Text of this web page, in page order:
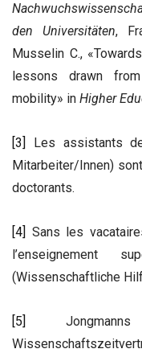
den Universitäten,
Musselin C.,
lessons drawn
mobility» in Higher
[3]
Les assistants
Mitarbeiter/Innen)
doctorants.
[4] Sans les
l’enseignement
(Wissenschaftliche
[5]